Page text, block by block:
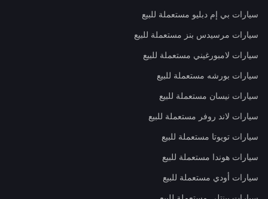
سيارات بي إم دبليو مستعملة للبيع
سيارات مرسيدس بنز مستعملة للبيع
سيارات لامبورغيني مستعملة للبيع
سيارات بورشه مستعملة للبيع
سيارات نيسان مستعملة للبيع
سيارات لاند روفر مستعملة للبيع
سيارات تويوتا مستعملة للبيع
سيارات هوندا مستعملة للبيع
سيارات أودي مستعملة للبيع